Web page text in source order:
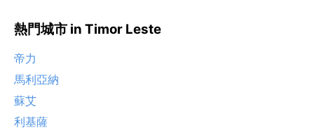
熱門城市 in Timor Leste
帝力
馬利亞納
蘇艾
利基薩